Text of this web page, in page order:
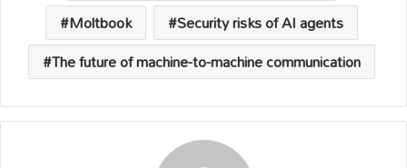
Moltbook
Security risks of AI agents
The future of machine-to-machine communication